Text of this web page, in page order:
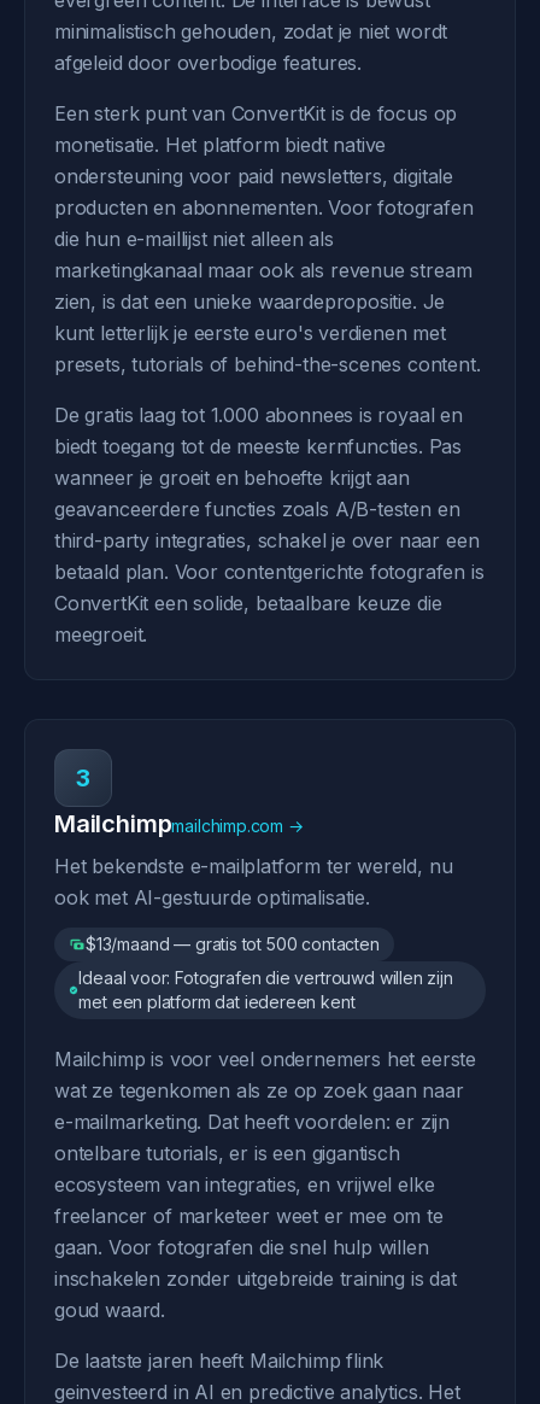
minimalistisch gehouden, zodat je niet wordt
afgeleid door overbodige features.
Een sterk punt van ConvertKit is de focus op
monetisatie. Het platform biedt native
ondersteuning voor paid newsletters, digitale
producten en abonnementen. Voor fotografen
die hun e-maillijst niet alleen als
marketingkanaal maar ook als revenue stream
zien, is dat een unieke waardepropositie. Je
kunt letterlijk je eerste euro's verdienen met
presets, tutorials of behind-the-scenes content.
De gratis laag tot 1.000 abonnees is royaal en
biedt toegang tot de meeste kernfuncties. Pas
wanneer je groeit en behoefte krijgt aan
geavanceerdere functies zoals A/B-testen en
third-party integraties, schakel je over naar een
betaald plan. Voor contentgerichte fotografen is
ConvertKit een solide, betaalbare keuze die
meegroeit.
3
Mailchimpmailchimp.com →
Het bekendste e-mailplatform ter wereld, nu
ook met AI-gestuurde optimalisatie.
$13/maand — gratis tot 500 contacten
Ideaal voor: Fotografen die vertrouwd willen zijn
met een platform dat iedereen kent
Mailchimp is voor veel ondernemers het eerste
wat ze tegenkomen als ze op zoek gaan naar
e-mailmarketing. Dat heeft voordelen: er zijn
ontelbare tutorials, er is een gigantisch
ecosysteem van integraties, en vrijwel elke
freelancer of marketeer weet er mee om te
gaan. Voor fotografen die snel hulp willen
inschakelen zonder uitgebreide training is dat
goud waard.
De laatste jaren heeft Mailchimp flink
geinvesteerd in AI en predictive analytics. Het